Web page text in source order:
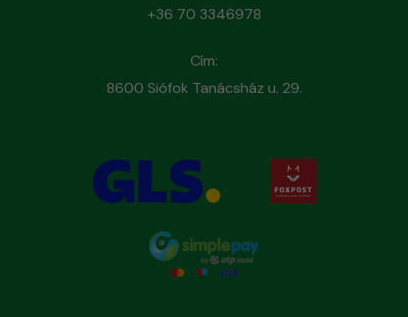
+36 70 3346978
Cím:
8600 Siófok Tanácsház u. 29.